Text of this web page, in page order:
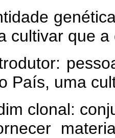
genética:
cultivar que
pessoa
País, uma